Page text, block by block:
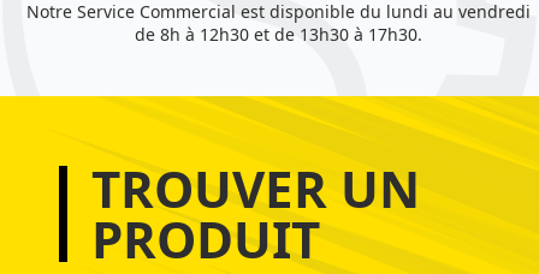
Notre Service Commercial est disponible du lundi au vendredi
de 8h à 12h30 et de 13h30 à 17h30.
TROUVER UN
PRODUIT